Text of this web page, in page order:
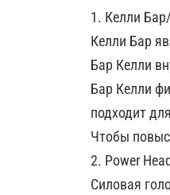
1. Келли
Келли Бар
Бар Келли
Бар Келли
подходит
Чтобы
2. Power
Силовая